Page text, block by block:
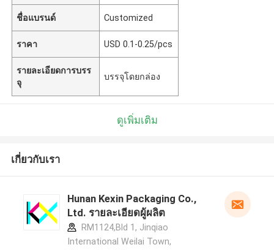
ชื่อแบรนด์ Customized
ราคา USD 0.1-0.25/pcs
รายละเอียดการบรร
จุ
บรรจุโดยกล่อง
ดูเพิ่มเติม
เกี่ยวกับเรา
Hunan Kexin Packaging Co.,
Ltd. รายละเอียดผู้ผลิต
RM1124,Bld 1, Jinqiao
International Weilai Town,